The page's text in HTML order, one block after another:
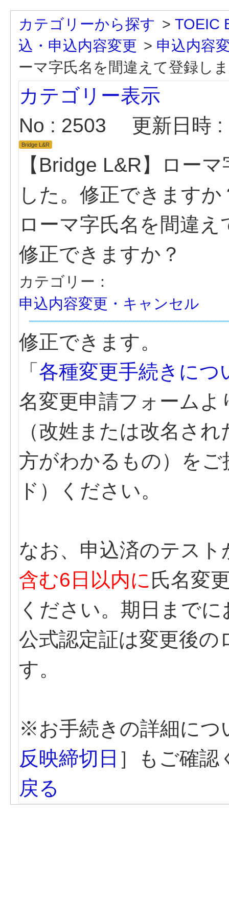
カテゴリーから探す > TOEIC
込・申込内容変更 > 申込内容
ーマ字氏名を間違えて登録し
カテゴリー表示
No : 2503
更新日時
Bridge L&R
【Bridge L&R】ロー
した。修正できますか
ローマ字氏名を間違
修正できますか？
カテゴリー：
申込内容変更・キャンセル
修正できます。
「 各種変更手続きにつ
名変更申請フォームよ
（改姓または改名さ
方がわかるもの）を
ド）ください。
なお、申込済のテス
含む6日以内に氏名変
ください。期日まで
公式認定証は変更後
す。
※お手続きの詳細につ
反映締切日 ］もご確認
戻る